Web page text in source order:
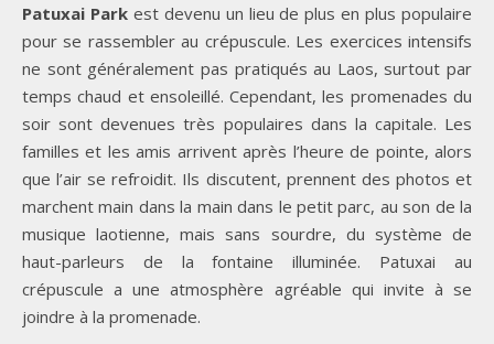
Patuxai Parkest devenu un lieu de plus en plus populaire
pour se rassembler au crépuscule. Les exercices intensifs
ne sont généralement pas pratiqués au Laos, surtout par
temps chaud et ensoleillé. Cependant, les promenades du
soir sont devenues très populaires dans la capitale. Les
familles et les amis arrivent après l’heure de pointe, alors
que l’air se refroidit. Ils discutent, prennent des photos et
marchent main dans la main dans le petit parc, au son de la
musique laotienne, mais sans sourdre, du système de
haut-parleurs de la fontaine illuminée. Patuxai au
crépuscule a une atmosphère agréable qui invite à se
joindre à la promenade.